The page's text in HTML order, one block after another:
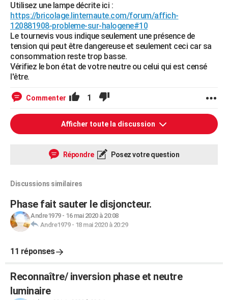
Utilisez une lampe décrite ici :
https://bricolage.linternaute.com/forum/affich-
120881908-probleme-sur-halogene#10
Le tournevis vous indique seulement une présence de
tension qui peut être dangereuse et seulement ceci car sa
consommation reste trop basse.
Vérifiez le bon état de votre neutre ou celui qui est censé
l'être.
Commenter 1
Afficher toute la discussion
Répondre Posez votre question
Discussions similaires
Phase fait sauter le disjoncteur.
Andre1979- 16 mai 2020 à 20:08
Andre1979- 18 mai 2020 à 20:29
11 réponses
Reconnaître/ inversion phase et neutre
luminaire